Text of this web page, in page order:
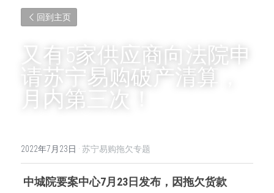
回到主页
又有5家供应商向法院申
请苏宁易购破产清算，
月内第三次！
2022年7月23日 · 苏宁易购拖欠专题